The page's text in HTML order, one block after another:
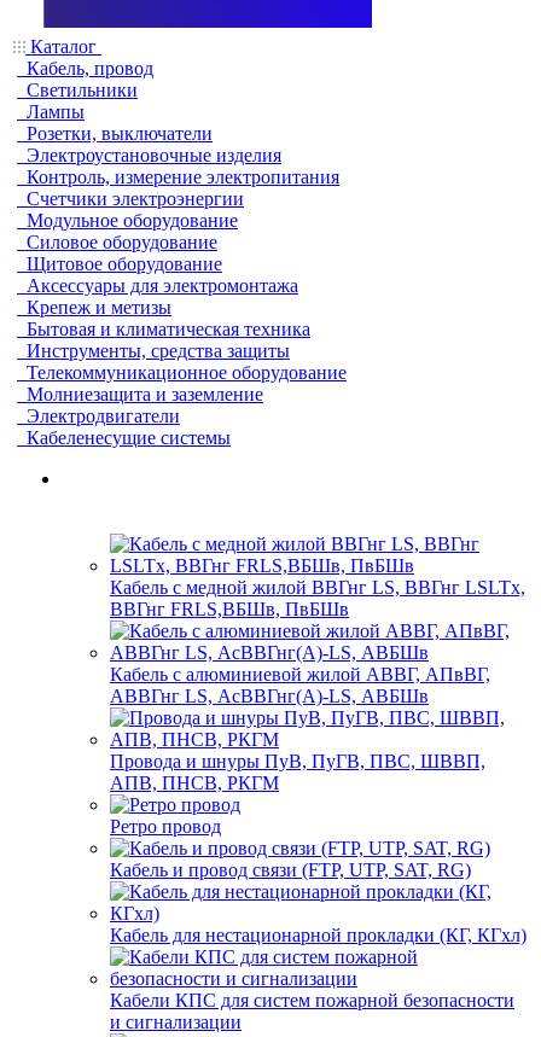
Каталог
Кабель, провод
Светильники
Лампы
Розетки, выключатели
Электроустановочные изделия
Контроль, измерение электропитания
Счетчики электроэнергии
Модульное оборудование
Силовое оборудование
Щитовое оборудование
Аксессуары для электромонтажа
Крепеж и метизы
Бытовая и климатическая техника
Инструменты, средства защиты
Телекоммуникационное оборудование
Молниезащита и заземление
Электродвигатели
Кабеленесущие системы
Кабель с медной жилой ВВГнг LS, ВВГнг LSLTx,
ВВГнг FRLS,ВБШв, ПвБШв
Кабель с алюминиевой жилой АВВГ, АПвВГ,
АВВГнг LS, АсВВГнг(А)-LS, АВБШв
Провода и шнуры ПуВ, ПуГВ, ПВС, ШВВП,
АПВ, ПНСВ, РКГМ
Ретро провод
Кабель и провод связи (FTP, UTP, SAT, RG)
Кабель для нестационарной прокладки (КГ, КГхл)
Кабели КПС для систем пожарной безопасности
и сигнализации